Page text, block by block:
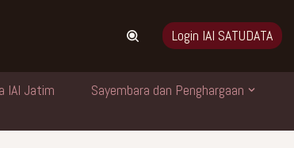
Login IAI SATUDATA
IAI Jatim
Sayembara dan Penghargaan